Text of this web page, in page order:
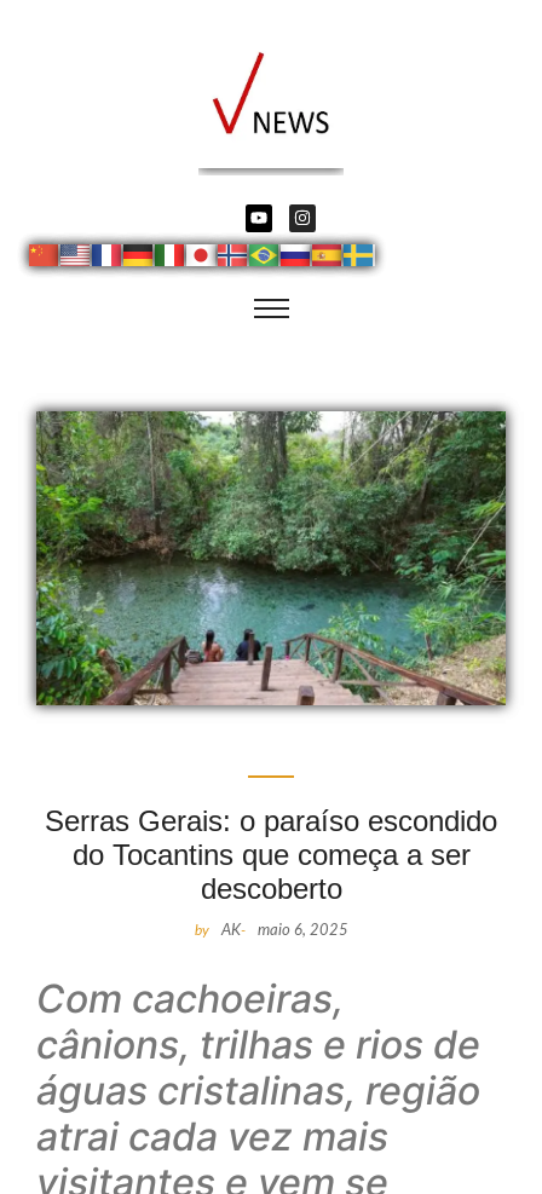
Serras Gerais: o paraíso escondido
do Tocantins que começa a ser
descoberto
by AK- maio 6, 2025
Com cachoeiras,
cânions, trilhas e rios de
águas cristalinas, região
atrai cada vez mais
visitantes e vem se